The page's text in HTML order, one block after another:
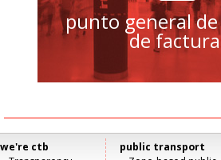
punto general
de
we're ctb
public transport